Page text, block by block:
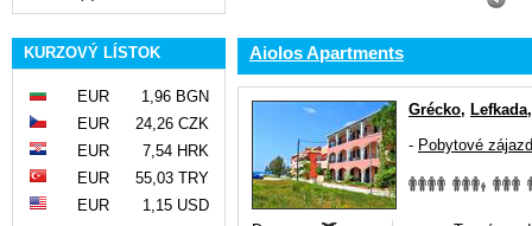
KURZOVÝ LÍSTOK
EUR
1,96 BGN
EUR
24,26 CZK
EUR
7,54 HRK
EUR
55,03 TRY
EUR
1,15 USD
Aiolos Apartments
Grécko, Lefkada
- Pobytové